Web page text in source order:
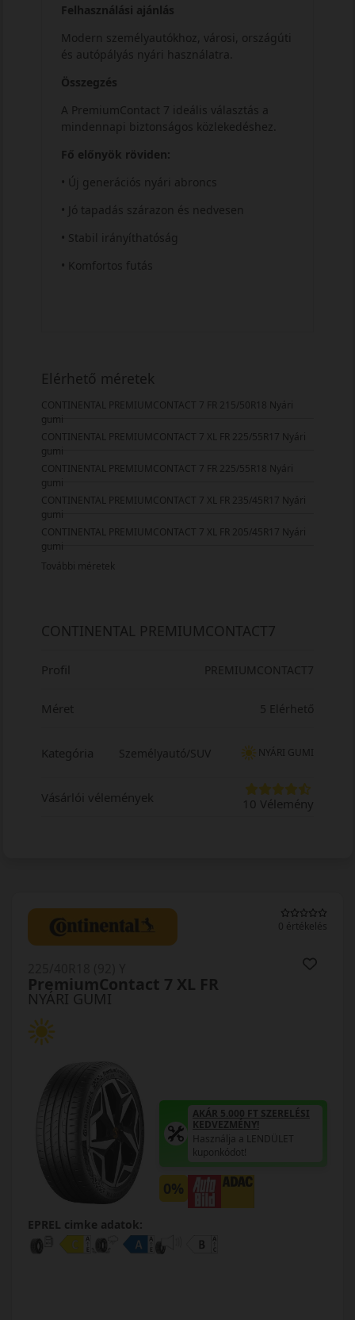
Felhasználási ajánlás
Modern személyautókhoz, városi, országúti
és autópályás nyári használatra.
Összegzés
A PremiumContact 7 ideális választás a
mindennapi biztonságos közlekedéshez.
Fő előnyök röviden:
• Új generációs nyári abroncs
• Jó tapadás szárazon és nedvesen
• Stabil irányíthatóság
• Komfortos futás
Elérhető méretek
CONTINENTAL PREMIUMCONTACT 7 FR 215/50R18 Nyári
gumi
CONTINENTAL PREMIUMCONTACT 7 XL FR 225/55R17 Nyári
gumi
CONTINENTAL PREMIUMCONTACT 7 FR 225/55R18 Nyári
gumi
CONTINENTAL PREMIUMCONTACT 7 XL FR 235/45R17 Nyári
gumi
CONTINENTAL PREMIUMCONTACT 7 XL FR 205/45R17 Nyári
gumi
További méretek
CONTINENTAL PREMIUMCONTACT7
Profil PREMIUMCONTACT7
Méret 5 Elérhető
Kategória Személyautó/SUV NYÁRI GUMI
Vásárlói vélemények 10 Vélemény
0 értékelés
NYÁRI GUMI
PremiumContact 7 XL FR
AKÁR 5.000 FT SZERELÉSI
KEDVEZMÉNY!
Használja a LENDÜLET
kuponkódot!
0%
EPREL cimke adatok: